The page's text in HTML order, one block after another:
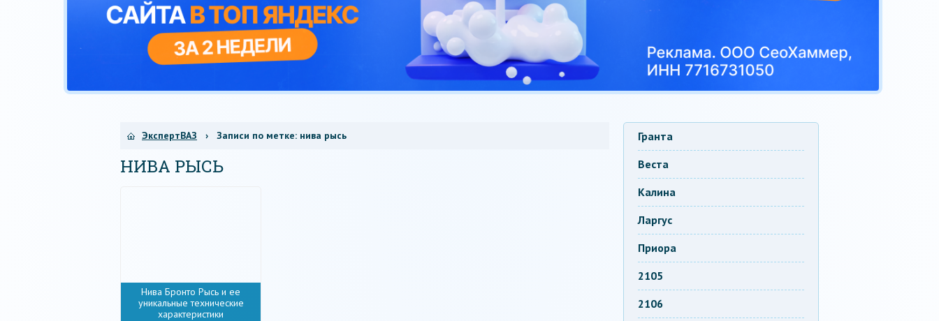
ЭкспертВАЗ › Записи по метке: нива рысь
НИВА РЫСЬ
Нива Бронто Рысь и ее
уникальные технические
характеристики
Гранта
Веста
Калина
Ларгус
Приора
2105
2106